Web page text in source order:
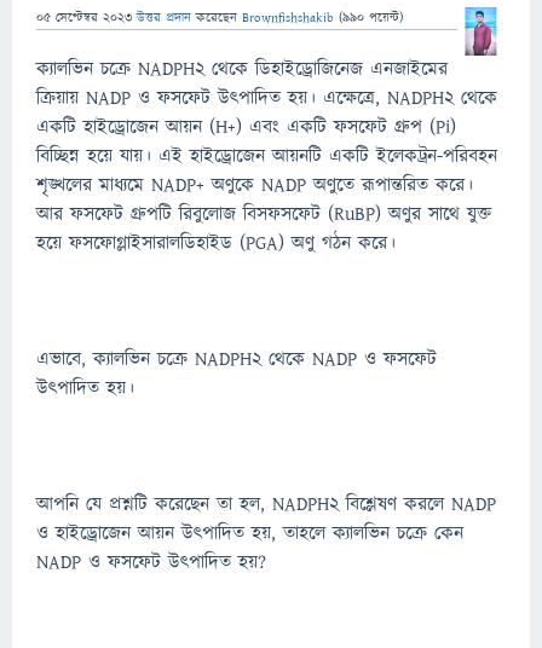
05 সেপ্টেম্বর 2023 উত্তর প্রদান করেছেন Brownfishshakib (990 পয়েন্ট)
ক্যালভিন চক্রে NADPH2 থেকে ডিহাইড্রোজিনেজ এনজাইমের
ক্রিয়ায় NADP ও ফসফেট উত্পাদিত হয়। এক্ষেত্রে, NADPH2 থেকে
একটি হাইড্রোজেন আয়ন (H+) এবং একটি ফসফেট গ্রুপ (Pi)
বিচ্ছিন্ন হয়ে যায়। এই হাইড্রোজেন আয়নটি একটি ইলেকট্রন-পরিবহন
শৃঙ্খলের মাধ্যমে NADP+ অণুকে NADP অণুতে রূপান্তরিত করে।
আর ফসফেট গ্রুপটি রিবুলোজ বিসফসফেট (RuBP) অণুর সাথে যুক্ত
হয়ে ফসফোগ্লাইসারালডিহাইড (PGA) অণু গঠন করে।
এভাবে, ক্যালভিন চক্রে NADPH2 থেকে NADP ও ফসফেট
উৎপাদিত হয়।
আপনি যে প্রশ্নটি করেছেন তা হল, NADPH2 বিশ্লেষণ করলে NADP
ও হাইড্রোজেন আয়ন উত্পাদিত হয়, তাহলে ক্যালভিন চক্রে কেন
NADP ও ফসফেট উত্পাদিত হয়?